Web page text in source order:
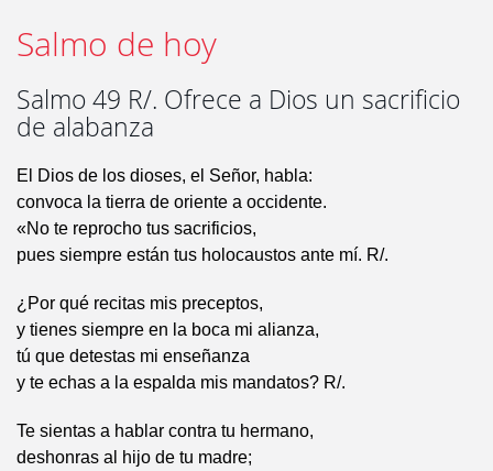
Salmo de hoy
Salmo 49 R/. Ofrece a Dios un sacrificio
de alabanza
El Dios de los dioses, el Señor, habla:
convoca la tierra de oriente a occidente.
«No te reprocho tus sacrificios,
pues siempre están tus holocaustos ante mí. R/.
¿Por qué recitas mis preceptos,
y tienes siempre en la boca mi alianza,
tú que detestas mi enseñanza
y te echas a la espalda mis mandatos? R/.
Te sientas a hablar contra tu hermano,
deshonras al hijo de tu madre;